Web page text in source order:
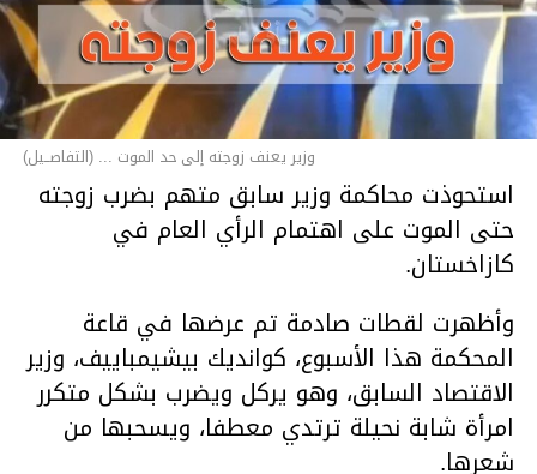
وزير يعنف زوجته إلى حد الموت ... (التفاصــيل)
استحوذت محاكمة وزير سابق متهم بضرب زوجته
حتى الموت على اهتمام الرأي العام في
كازاخستان.
وأظهرت لقطات صادمة تم عرضها في قاعة
المحكمة هذا الأسبوع، كوانديك بيشيمباييف، وزير
الاقتصاد السابق، وهو يركل ويضرب بشكل متكرر
امرأة شابة نحيلة ترتدي معطفا، ويسحبها من
شعرها.